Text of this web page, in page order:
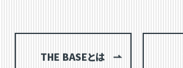
THE BASEとは